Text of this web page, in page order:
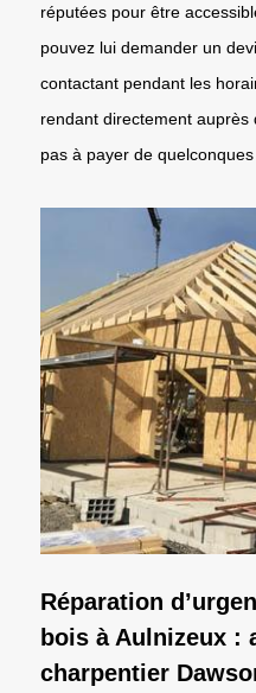
réputées pour être
pouvez lui demander un
contactant pendant les
rendant directement auprès
pas à payer de
Réparation
bois à Aulnizeux :
charpentier